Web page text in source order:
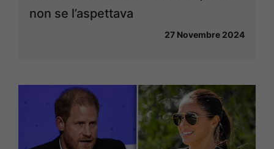
non se l’aspettava
27 Novembre 2024